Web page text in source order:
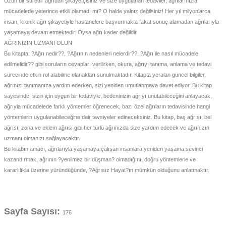
/ Osmanlı - Cumhuriyet Tarihi
Şiir
/ Referans - Sözlük -Gramer - Klavuz
- Uluslar
ilişkiler-Dış Politika-Ulus-Milliyetçilik
tarih
Kitaplar
- DEYİMLER - ATASÖZLERİ
Atasözleri Atlas
mücadelede yeterince etkili olamadı mı? O halde yalnız değilsiniz! Her yıl milyonlarca
insan, kronik ağrı şikayetiyle hastanelere başvurmakta fakat sonuç alamadan ağrılarıyla
yaşamaya devam etmektedir. Oysa ağrı kader değildir.
AĞRINIZIN UZMANI OLUN
Bu kitapta; ?Ağrı nedir??, ?Ağrının nedenleri nelerdir??, ?Ağrı ile nasıl mücadele
edilmelidir?? gibi soruların cevapları verilirken, okura, ağrıyı tanıma, anlama ve tedavi
sürecinde etkin rol alabilme olanakları sunulmaktadır. Kitapta yeralan güncel bilgiler,
ağrınızı tanımanıza yardım ederken, sizi yeniden umutlanmaya davet ediyor. Bu kitap
sayesinde, sizin için uygun bir tedaviyle, bedeninizin ağrıyı unutabileceğini anlayacak,
ağrıyla mücadelede farklı yöntemler öğrenecek, bazı özel ağrıların tedavisinde hangi
yöntemlerin uygulanabileceğine dair tavsiyeler edineceksiniz. Bu kitap, baş ağrısı, bel
ağrısı, zona ve eklem ağrısı gibi her türlü ağrınızda size yardım edecek ve ağrınızın
uzmanı olmanızı sağlayacaktır.
Bu kitabın amacı, ağrılarıyla yaşamaya çalışan insanlara yeniden yaşama sevinci
kazandırmak, ağrının ?yenilmez bir düşman? olmadığını, doğru yöntemlerle ve
kararlılıkla üzerine yüründüğünde, ?Ağrısız Hayat?ın mümkün olduğunu anlatmaktır.
Sayfa Sayısı: 176